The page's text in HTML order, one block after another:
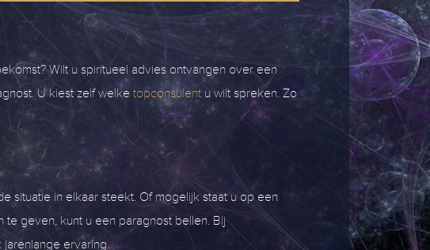
Wilt u spiritueel advies ontvangen over een
U kiest zelf welke topconsulentu wilt spreken. Zo
situatie in elkaar steekt. Of mogelijk staat u op een
geven, kunt u een paragnost bellen. Bij
ervaring.